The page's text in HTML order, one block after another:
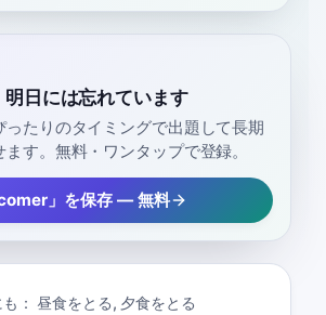
明日には忘れています
ったりのタイミングで出題して長期
す。無料・ワンタップで登録。
comer」を保存 — 無料
： 昼食をとる, 夕食をとる